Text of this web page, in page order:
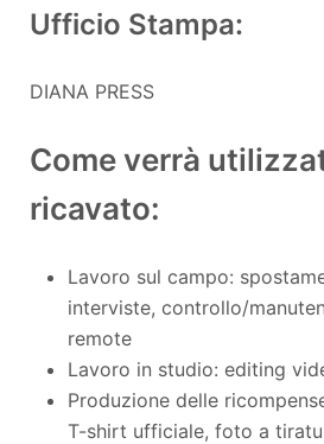
Ufficio Stampa:
DIANA PRESS
Come verrà
ricavato:
Lavoro sul campo:
interviste, controllo/
remote
Lavoro in studio: editing
Produzione delle
T-shirt ufficiale, foto a